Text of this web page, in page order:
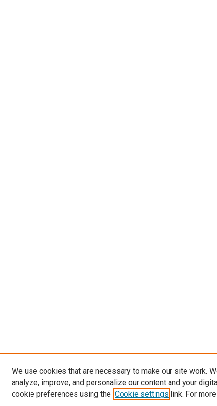
We use cookies that are necessary to make our site work.
analyze, improve, and personalize our content and your
cookie preferences using the Cookie settings link. For